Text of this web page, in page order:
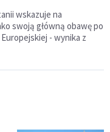
wskazuje na
swoją główną obawę po
- wynika z